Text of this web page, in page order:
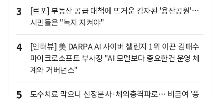
3
[르포] 부동산 공급 대책에 뜨거운 감자된 '용산공원'…
시민들은 "녹지 지켜야"
4
[인터뷰] 美 DARPA AI 사이버 챌린지 1위 이끈 김태수
마이크로소프트 부사장 "AI 모델보다 중요한건 운영 체
계와 거버넌스"
5
도수치료 막으니 신장분사·체외충격파로… 비급여 '풍